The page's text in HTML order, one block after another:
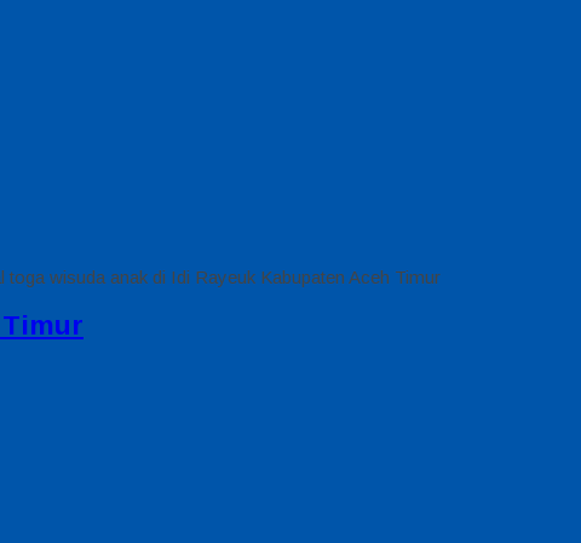
toga wisuda anak di Idi Rayeuk Kabupaten Aceh Timur